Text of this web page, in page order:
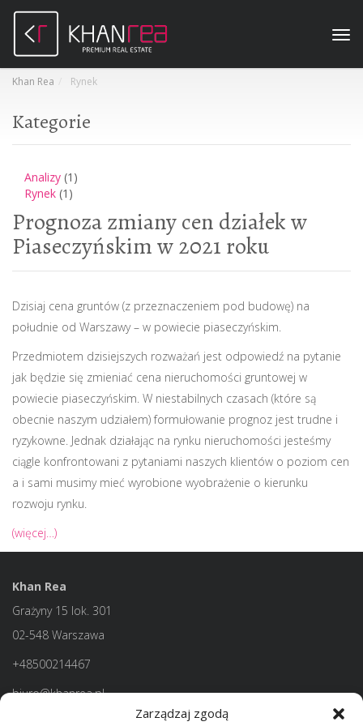
Zarządzaj zgodą
Khan Rea Rynek
Kategorie
Analizy (1)
Rynek (1)
Prognoza zmiany cen działek w
Piaseczyńskim w 2021 roku
Dzisiaj cena gruntów (z przeznaczeniem pod budowę) na
południe od Warszawy – w powiecie piaseczyńskim.
Przedmiotem dzisiejszych rozważań jest odpowiedź na pytanie
jak będzie się zmieniać cena nieruchomości gruntowej w
powiecie piaseczyńskim. W niestabilnych czasach (które są
obecnie naszym udziałem) formułowanie prognoz jest trudne i
ryzykowne. Jednak działając na rynku nieruchomości jesteśmy
ciągle konfrontowani z pytaniami naszych klientów o poziom cen
a i sami musimy mieć wyrobione wyobrażenie o kierunku
rozwoju rynku.
(więcej…)
Khan Rea
Grażyny 15 lok. 301
02-548 Warszawa
+48500214467
biuro@khanrea.pl